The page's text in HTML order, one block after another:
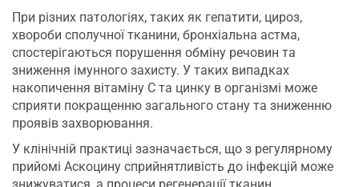
При різних патологіях, таких як гепатити, цироз,
хвороби сполучної тканини, бронхіальна астма,
спостерігаються порушення обміну речовин та
зниження імунного захисту. У таких випадках
накопичення вітаміну С та цинку в організмі може
сприяти покращенню загального стану та зниженню
проявів захворювання.
У клінічній практиці зазначається, що з регулярному
прийомі Аскоцину сприйнятливість до інфекцій може